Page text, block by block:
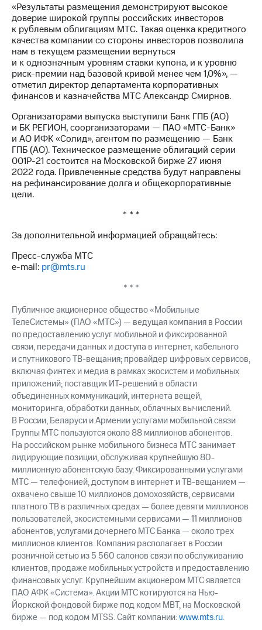
Личный
кабинет
акционера
Акционерный
капитал
Контроль
и
аудит
Рынок
акций
Описание
Программа
приобретения
Порядок
выкупа
акций
Еврооблигации-2023
Уведомление
облигаций
Другое
Регистратор
Реквизиты
Контакты
развитие
деловая этика
На главную
«Результаты размещения демонстрируют высокое
доверие широкой группы российских инвесторов
к рублевым облигациям МТС. Такая оценка кредитного
качества компании со стороны инвесторов позволила
нам в текущем размещении вернуться
и к однозначным уровням ставки купона, и к уровню
риск-премии над базовой кривой менее чем 1,0%», —
отметил директор департамента корпоративных
финансов и казначейства МТС Александр Смирнов.
Организаторами выпуска выступили Банк ГПБ (АО)
и БК РЕГИОН, соорганизаторами — ПАО «МТС-Банк»
и АО ИФК «Солид», агентом по размещению — Банк
ГПБ (АО). Техническое размещение облигаций серии
001Р-21 состоится на Московской бирже 27 июня
2022 года. Привлеченные средства будут направлены
на рефинансирование долга и общекорпоративные
цели.
* * *
За дополнительной информацией обращайтесь:
Пресс-служба МТС
e-mail: pr@mts.ru
* * *
Публичное акционерное общество «Мобильные
ТелеСистемы» (ПАО «МТС») — ведущая компания в России
по предоставлению услуг мобильной и фиксированной
связи, передачи данных и доступа в интернет, кабельного
и спутникового ТВ-вещания; провайдер цифровых сервисов,
включая финтех и медиа в рамках экосистем и мобильных
приложений; поставщик ИТ-решений в области
объединенных коммуникаций, интернета вещей,
мониторинга, обработки данных, облачных вычислений.
В России, Беларуси и Армении услугами мобильной связи
Группы МТС пользуются около 88 миллионов абонентов.
На российском рынке мобильного бизнеса МТС занимает
лидирующие позиции, обслуживая крупнейшую 80-
миллионную абонентскую базу. Фиксированными услугами
МТС — телефонией, доступом в интернет и ТВ-вещанием —
охвачено свыше 10 миллионов домохозяйств, сервисами
платного ТВ в различных средах — более девяти миллионов
пользователей, экосистемными сервисами — 11 миллионов
абонентов, услугами дочернего МТС Банка — около трех
миллионов клиентов. Компания располагает в России
розничной сетью из 5 560 салонов связи по обслуживанию
клиентов, продаже мобильных устройств и предоставлению
финансовых услуг. Крупнейшим акционером МТС является
ПАО АФК «Система». Акции МТС котируются на Нью-
Йоркской фондовой бирже под кодом MBT, на Московской
бирже — под кодом MTSS. Сайт компании:www.mts.ru.